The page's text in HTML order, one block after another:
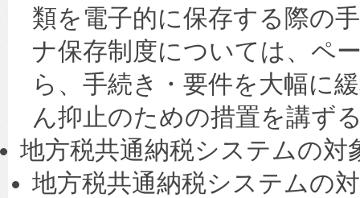
類を電子的に保存する際の
ナ保存制度については、ペ
ら、手続き・要件を大幅に
ん抑止のための措置を講ず
地方税共通納税システムの対
地方税共通納税システムの